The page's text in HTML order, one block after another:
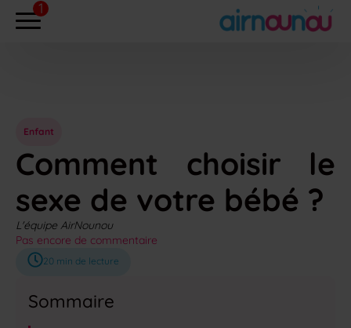
Enfant
Comment choisir le
sexe de votre bébé ?
L'équipe AirNounou
Pas encore de commentaire
20 min de lecture
Sommaire